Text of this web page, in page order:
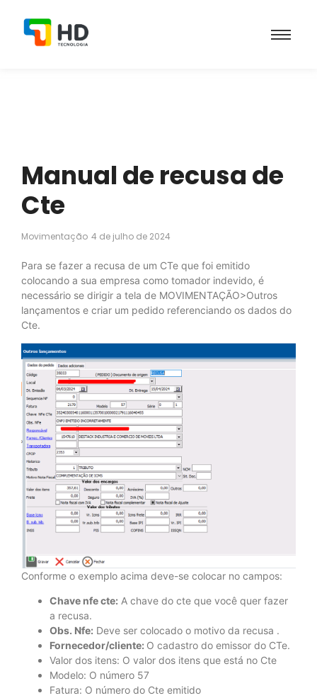
Manual de recusa de
Cte
Movimentação 4 de julho de 2024
Para se fazer a recusa de um CTe que foi emitido
colocando a sua empresa como tomador indevido, é
necessário se dirigir a tela de MOVIMENTAÇÃO>Outros
lançamentos e criar um pedido referenciando os dados do
Cte.
Conforme o exemplo acima deve-se colocar no campos:
Chave nfe cte: A chave do cte que você quer fazer
a recusa.
Obs. Nfe: Deve ser colocado o motivo da recusa .
Fornecedor/cliente: O cadastro do emissor do CTe.
Valor dos itens: O valor dos itens que está no Cte
Modelo: O número 57
Fatura: O número do Cte emitido